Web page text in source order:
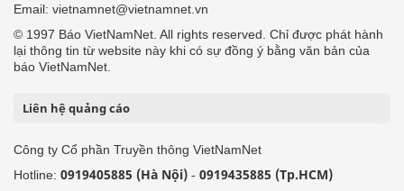
Email: vietnamnet@vietnamnet.vn
© 1997 Báo VietNamNet. All rights reserved. Chỉ được phát hành
lại thông tin từ website này khi có sự đồng ý bằng văn bản của
báo VietNamNet.
Liên hệ quảng cáo
Công ty Cổ phần Truyền thông VietNamNet
Hotline: 0919405885 (Hà Nội) - 0919435885 (Tp.HCM)